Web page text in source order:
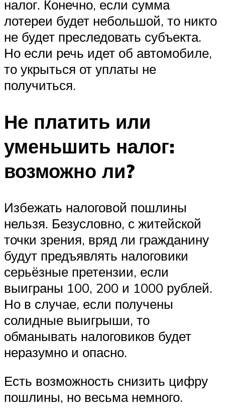
налог. Конечно, если сумма
лотереи будет небольшой, то никто
не будет преследовать субъекта.
Но если речь идет об автомобиле,
то укрыться от уплаты не
получиться.
Не платить или
уменьшить налог:
возможно ли?
Избежать налоговой пошлины
нельзя. Безусловно, с житейской
точки зрения, вряд ли гражданину
будут предъявлять налоговики
серьёзные претензии, если
выиграны 100, 200 и 1000 рублей.
Но в случае, если получены
солидные выигрыши, то
обманывать налоговиков будет
неразумно и опасно.
Есть возможность снизить цифру
пошлины, но весьма немного.